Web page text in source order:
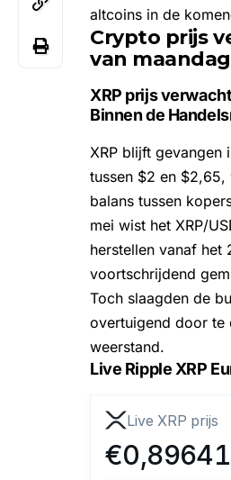
altcoins in de
Crypto prijs
van
XRP prijs
Binnen de
XRP blijft gevangen
tussen $2 en
balans tussen
mei wist het XRP/
herstellen vanaf het
voortschrijdend
Toch slaagden de
overtuigend door te
weerstand.
Live Ripple XRP